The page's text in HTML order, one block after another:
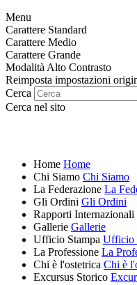
Menu
Carattere Standard
Carattere Medio
Carattere Grande
Modalità Alto Contrasto
Reimposta impostazioni
Cerca
Cerca nel sito
Home Home
Chi Siamo Chi Siamo
La Federazione La
Gli Ordini Gli Ordini
Rapporti Internazionali
Gallerie Gallerie
Ufficio Stampa Ufficio
La Professione La
Chi è l'ostetrica Chi è
Excursus Storico